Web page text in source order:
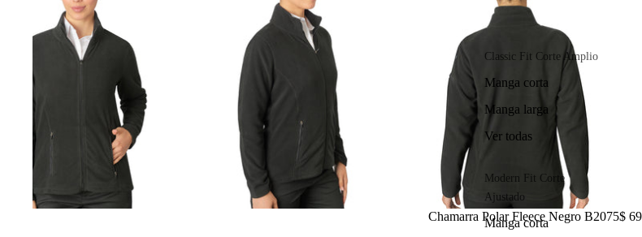
Classic Fit Corte Amplio
Manga corta
Manga larga
Ver todas
Modern Fit Corte
Ajustado
Manga corta
Chamarra Polar Fleece Negro B2075$